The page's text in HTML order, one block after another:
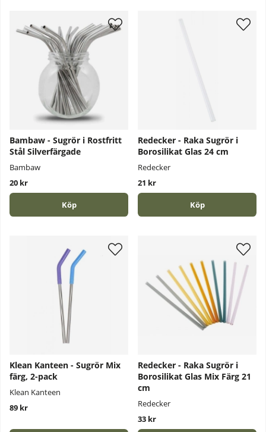
Bambaw - Sugrör i Rostfritt
Stål Silverfärgade
Bambaw
20 kr
Köp
Redecker - Raka Sugrör i
Borosilikat Glas 24 cm
Redecker
21 kr
Köp
Klean Kanteen - Sugrör Mix
färg, 2-pack
Klean Kanteen
89 kr
Redecker - Raka Sugrör i
Borosilikat Glas Mix Färg 21
cm
Redecker
33 kr